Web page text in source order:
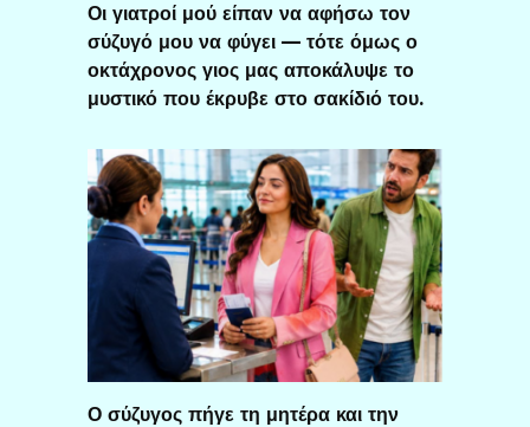
Οι γιατροί μού είπαν να αφήσω τον
σύζυγό μου να φύγει — τότε όμως ο
οκτάχρονος γιος μας αποκάλυψε το
μυστικό που έκρυβε στο σακίδιό του.
Ο σύζυγος πήγε τη μητέρα και την